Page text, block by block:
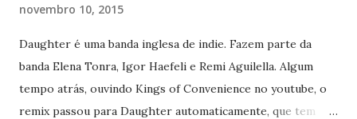
novembro 10, 2015
Daughter é uma banda inglesa de indie. Fazem parte da
banda Elena Tonra, Igor Haefeli e Remi Aguilella. Algum
tempo atrás, ouvindo Kings of Convenience no youtube, o
remix passou para Daughter automaticamente, que tem